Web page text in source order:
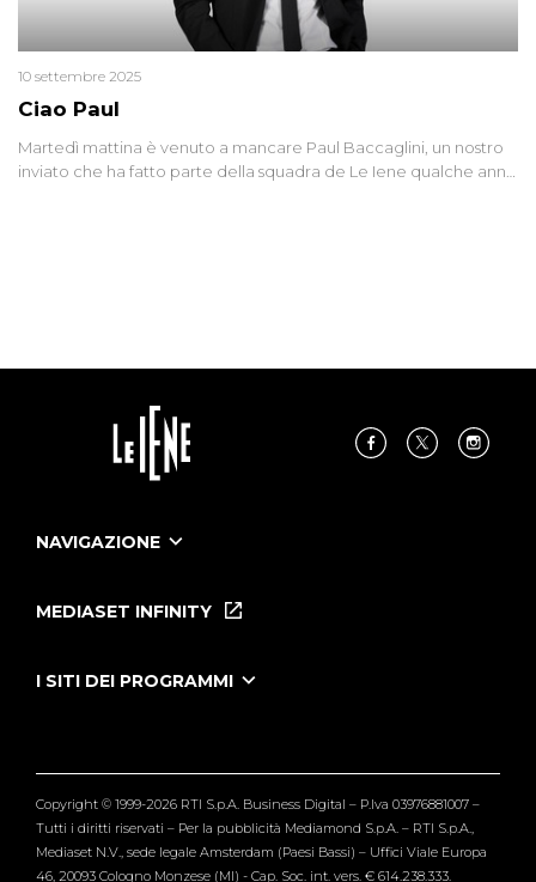
Ciao Paul
10 settembre 2025
Martedì mattina è venuto a mancare Paul Baccaglini, un nostro
inviato che ha fatto parte della squadra de Le Iene qualche anno
NAVIGAZIONE
Le Iene Presentano Inside
Tutti i servizi
MEDIASET INFINITY
I SITI DEI PROGRAMMI
Verissimo
Copyright © 1999-2026 RTI S.p.A. Business Digital – P.Iva 03976881007 –
Tutti i diritti riservati – Per la pubblicità Mediamond S.p.A. – RTI S.p.A.,
Mediaset N.V., sede legale Amsterdam (Paesi Bassi) – Uffici Viale Europa
46, 20093 Cologno Monzese (MI) - Cap. Soc. int. vers. € 614.238.333.